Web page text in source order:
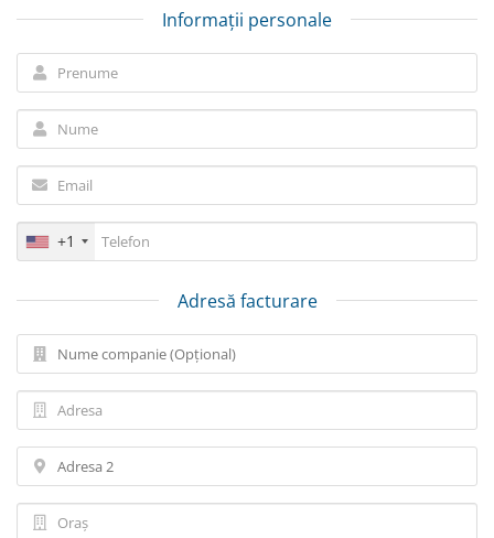
Informații personale
+1
Adresă facturare